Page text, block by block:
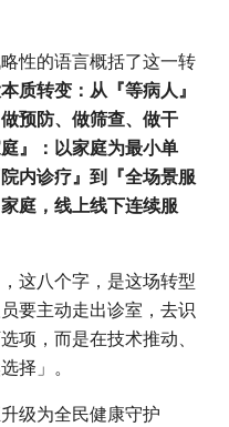
性的语言概括了这一转
质转变：从『等病人』
预防、做筛查、做干
』：以家庭为最小单
内诊疗』到『全场景服
庭，线上线下连续服
这八个字，是这场转型
要主动走出诊室，去识
项，而是在技术推动、
择」。
级为全民健康守护